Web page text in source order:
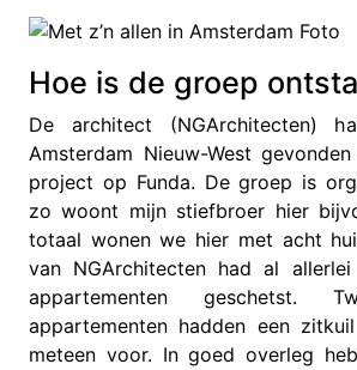
Hoe is de groep
De architect (NGArchitecten)
Amsterdam Nieuw-West
project op Funda. De groep is
zo woont mijn stiefbroer hier
totaal wonen we hier met acht
van NGArchitecten had al
appartementen geschetst.
appartementen hadden een
meteen voor. In goed overleg